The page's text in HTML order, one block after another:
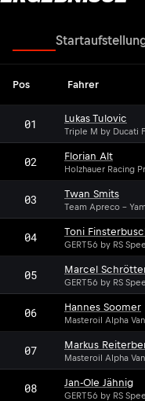
Pos Fahrer
01 Lukas Tulovic
Triple M by Ducati
02 Florian Alt
Holzhauer Racing
03 Twan Smits
Team Apreco -
04 Toni
GERT56 by RS
05 Marcel
GERT56 by RS
06 Hannes Soomer
Masteroil Alpha
07 Markus
Masteroil Alpha
08 Jan-Ole Jähnig
GERT56 by RS